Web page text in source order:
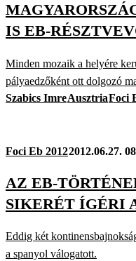
IS EB-
Minden mozaik a helyére
pályaedzőként ott dolgozó
Szabics ImreAusztriaFoci
Foci Eb 20122012.06.27.
AZ EB-
SIKERÉT ÍGÉRI
Eddig két
a spanyol válogatott.